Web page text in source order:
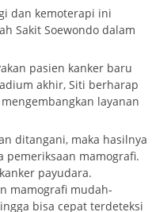
dan kemoterapi ini
Sakit Soewondo dalam
pasien kanker baru
akhir, Siti berharap
mengembangkan layanan
ditangani, maka hasilnya
pemeriksaan mamografi.
payudara.
mamografi mudah-
bisa cepat terdeteksi